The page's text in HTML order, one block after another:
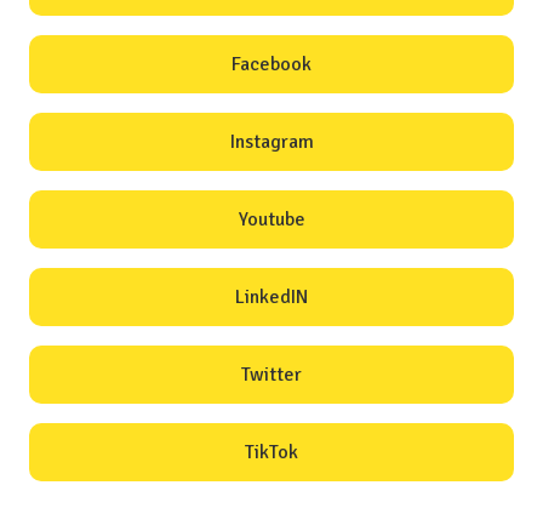
Facebook
Instagram
Youtube
LinkedIN
Twitter
TikTok